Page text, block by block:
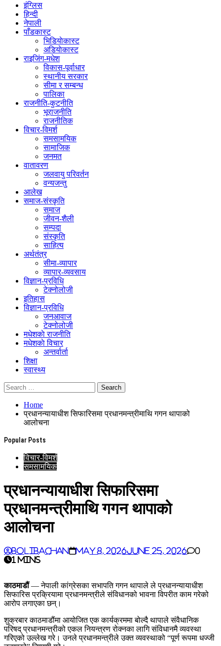
इंग्लिस
हिन्दी
नेपाली
पाँडकास्ट
भिडियाेकास्ट
अडियाेकास्ट
राइजिंग-मधेश
विकास-पूर्वाधार
स्थानीय सरकार
सीमा र सम्बन्ध
पालिका
राजनीति-कुटनीति
भूराजनीति
राजनीतिक
विचार-विमर्श
समसामयिक
सामाजिक
जनमत
वातावरण
जलवायु परिवर्तन
वन्यजन्तु
आलेख
समाज-संस्कृति
समाज
जीवन-शैली
सम्पदा
संस्कृति
साहित्य
अर्थतंत्र
सीमा-व्यापार
व्यापार-व्यवसाय
विज्ञान-प्रविधि
टेक्नोलोजी
इतिहास
विज्ञान-प्रविधि
जनआवाज
टेक्नोलोजी
मधेशकाे राजनीति
मधेशकाे विचार
अन्तर्वार्ता
शिक्षा
स्वास्थ्य
Home
प्रधानन्यायाधीश सिफारिसमा प्रधानमन्त्रीमाथि गगन थापाको
आलोचना
Popular Posts
विचार-विमर्श
समसामयिक
प्रधानन्यायाधीश सिफारिसमा
प्रधानमन्त्रीमाथि गगन थापाको
आलोचना
BoliBachan May 8, 2026June 25, 2026
0
1 mins
काठमाडौं— नेपाली कांग्रेसका सभापति गगन थापाले ले प्रधानन्यायाधीश
सिफारिस प्रक्रियामा प्रधानमन्त्रीले संविधानको भावना विपरीत काम गरेको
आरोप लगाएका छन्।
शुक्रबार काठमाडौंमा आयोजित एक कार्यक्रममा बोल्दै थापाले संवैधानिक
परिषद् प्रधानमन्त्रीको एकल नियन्त्रण रोक्नका लागि संविधानमै व्यवस्था
गरिएको उल्लेख गरे। उनले प्रधानमन्त्रीले उक्त व्यवस्थाको “पूर्ण रूपमा धज्जी